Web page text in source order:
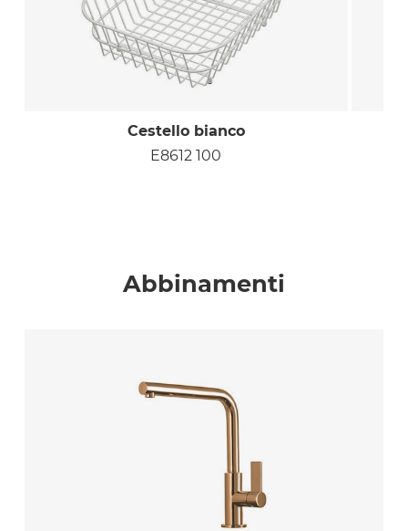
Cestello bianco
E8612 100
Abbinamenti